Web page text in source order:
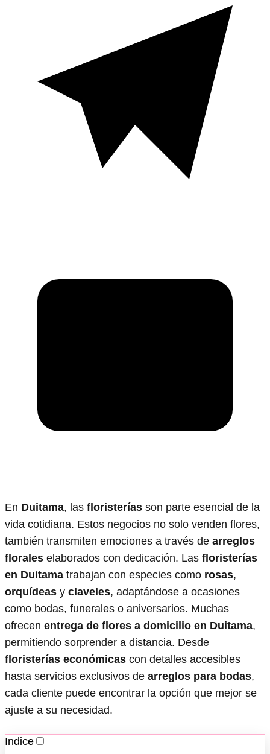
En Duitama, las floristerías son parte esencial de la
vida cotidiana. Estos negocios no solo venden flores,
también transmiten emociones a través de arreglos
florales elaborados con dedicación. Las floristerías
en Duitama trabajan con especies como rosas,
orquídeas y claveles, adaptándose a ocasiones
como bodas, funerales o aniversarios. Muchas
ofrecen entrega de flores a domicilio en Duitama,
permitiendo sorprender a distancia. Desde
floristerías económicas con detalles accesibles
hasta servicios exclusivos de arreglos para bodas,
cada cliente puede encontrar la opción que mejor se
ajuste a su necesidad.
Indice